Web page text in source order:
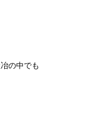
の中でも